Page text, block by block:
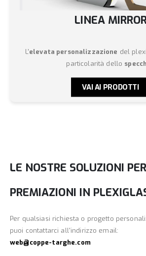
LINEA
L'elevata personalizzazione del
particolarità dello
VAI AI PRODOTTI
LE NOSTRE SOLUZIONI
PREMIAZIONI IN
Per qualsiasi richiesta o progetto
puoi contattarci all'indirizzo email:
web@coppe-targhe.com